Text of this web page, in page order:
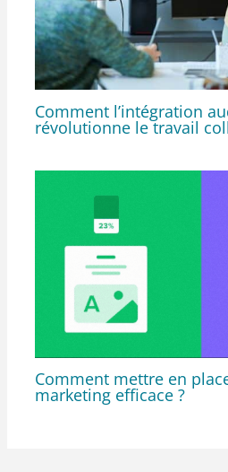
Comment l’intégration
révolutionne le travail
Comment mettre en
marketing efficace ?